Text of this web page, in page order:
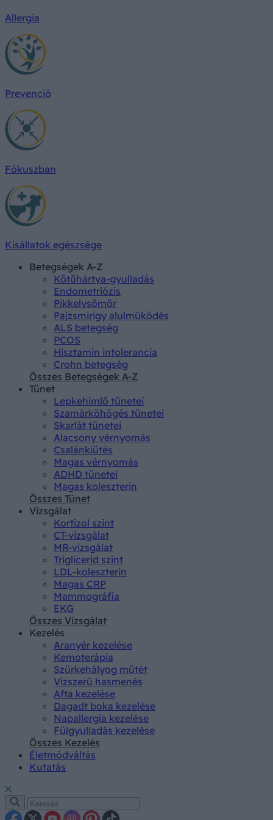
Allergia
Prevenció
Fókuszban
Kisállatok egészsége
Betegségek A-Z
Kötőhártya-gyulladás
Endometriózis
Pikkelysömör
Pajzsmirigy alulműködés
ALS betegség
PCOS
Hisztamin intolerancia
Crohn betegség
Összes Betegségek A-Z
Tünet
Lepkehimlő tünetei
Szamárköhögés tünetei
Skarlát tünetei
Alacsony vérnyomás
Csalánkiütés
Magas vérnyomás
ADHD tünetei
Magas koleszterin
Összes Tünet
Vizsgálat
Kortizol szint
CT-vizsgálat
MR-vizsgálat
Triglicerid szint
LDL-koleszterin
Magas CRP
Mammográfia
EKG
Összes Vizsgálat
Kezelés
Aranyér kezelése
Kemoterápia
Szürkehályog műtét
Vízszerű hasmenés
Afta kezelése
Dagadt boka kezelése
Napallergia kezelése
Fülgyulladás kezelése
Összes Kezelés
Életmódváltás
Kutatás